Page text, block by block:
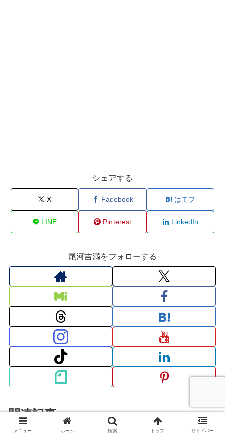
シェアする
X Facebook はてブ
LINE Pinterest LinkedIn
尾河吉満をフォローする
関連記事
メニュー ホーム 検索 トップ サイドバー